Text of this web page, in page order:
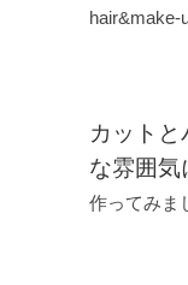
hair&make-
カットと
な雰囲気
作ってみま